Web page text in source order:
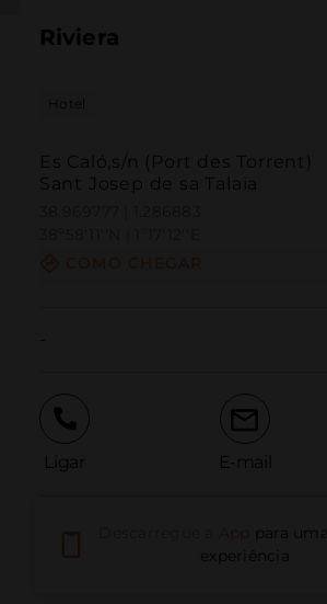
Riviera
Hotel
Es Caló,s/n (Port des Torrent)
Sant Josep de sa Talaia
Ligar E-mail
Relatar problema
para
experiência